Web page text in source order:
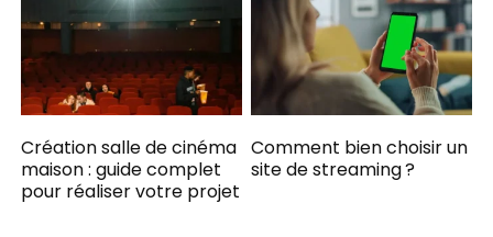
Création salle de cinéma
maison : guide complet
pour réaliser votre projet
Comment bien choisir un
site de streaming ?